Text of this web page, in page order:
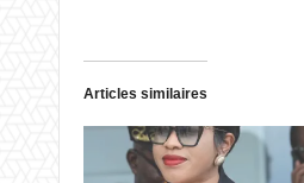
Articles similaires